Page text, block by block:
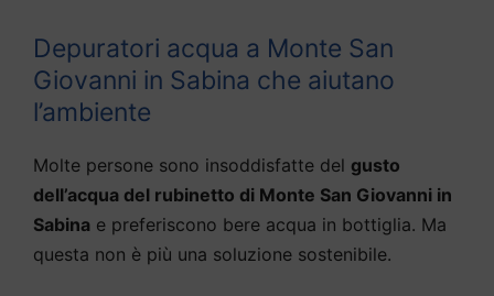
Depuratori acqua a Monte San
Giovanni in Sabina che aiutano
l’ambiente
Molte persone sono insoddisfatte del gusto
dell’acqua del rubinetto di Monte San Giovanni in
Sabina e preferiscono bere acqua in bottiglia. Ma
questa non è più una soluzione sostenibile.